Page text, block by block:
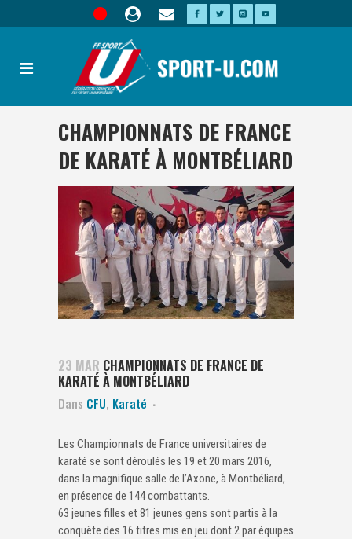
CHAMPIONNATS DE FRANCE
DE KARATÉ À MONTBÉLIARD
23 MAR CHAMPIONNATS DE FRANCE DE
KARATÉ À MONTBÉLIARD
Dans CFU, Karaté
Les Championnats de France universitaires de
karaté se sont déroulés les 19 et 20 mars 2016,
dans la magnifique salle de l’Axone, à Montbéliard,
en présence de 144 combattants.
63 jeunes filles et 81 jeunes gens sont partis à la
conquête des 16 titres mis en jeu dont 2 par équipes